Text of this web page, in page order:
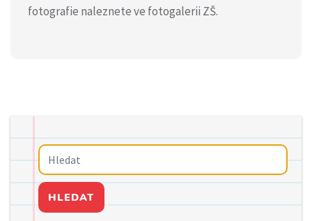
fotografie naleznete ve fotogalerii ZŠ.
HLEDAT